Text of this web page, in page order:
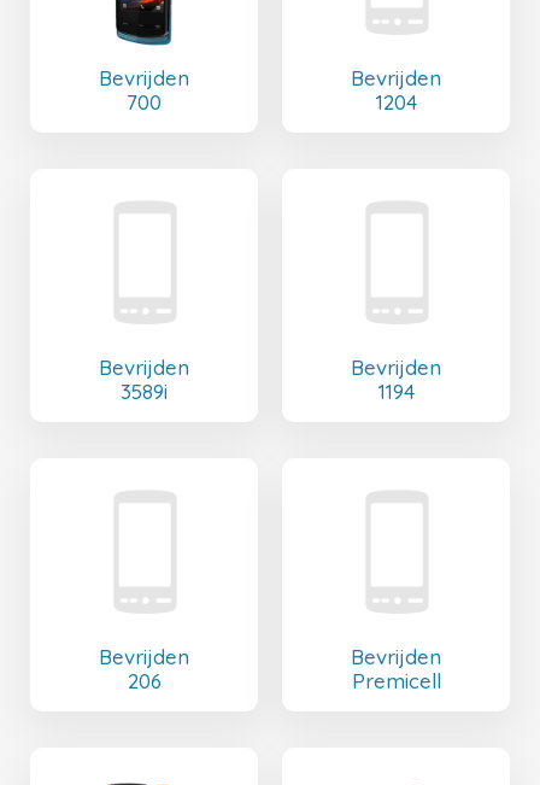
Bevrijden
700
Bevrijden
1204
Bevrijden
3589i
Bevrijden
1194
Bevrijden
206
Bevrijden
Premicell